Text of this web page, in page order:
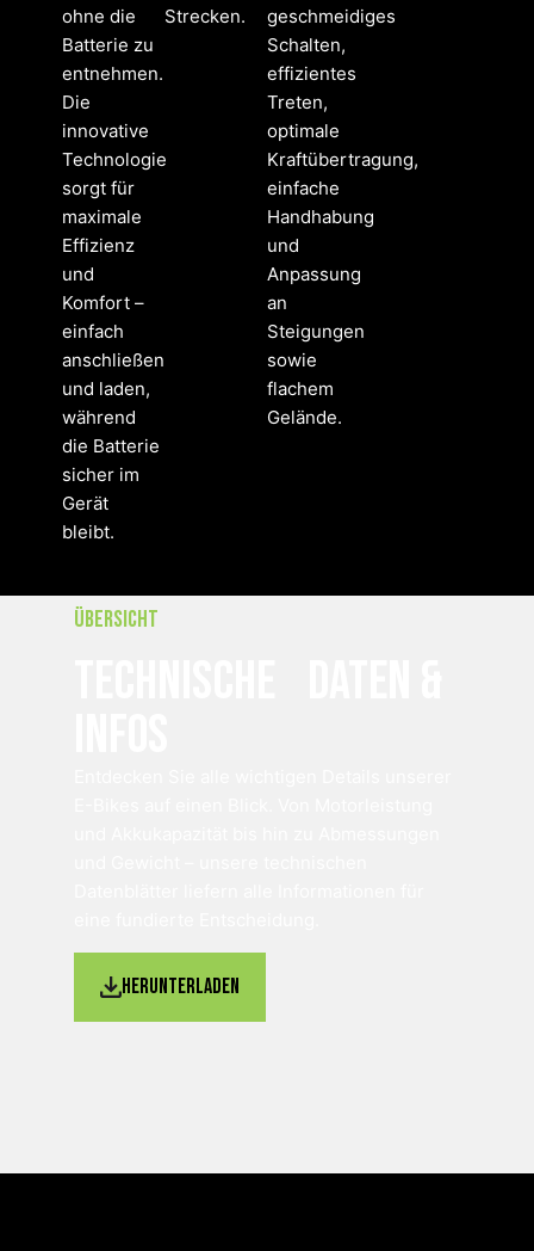
ohne die
Batterie zu
entnehmen.
Die
innovative
Technologie
sorgt für
maximale
Effizienz
und
Komfort –
einfach
anschließen
und laden,
während
die Batterie
sicher im
Gerät
bleibt.
Strecken.
geschmeidiges
Schalten,
effizientes
Treten,
optimale
Kraftübertragung,
einfache
Handhabung
und
Anpassung
an
Steigungen
sowie
flachem
Gelände.
Übersicht
Herunterladen